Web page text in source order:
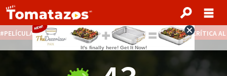
PELÍCULAS STREAMING GRATIS NOTICIAS DESTACADAS CRÍTICA